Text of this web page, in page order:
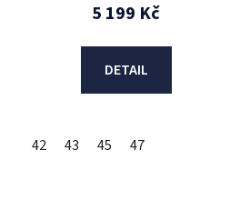
5 199 Kč
DETAIL
42 43 45 47